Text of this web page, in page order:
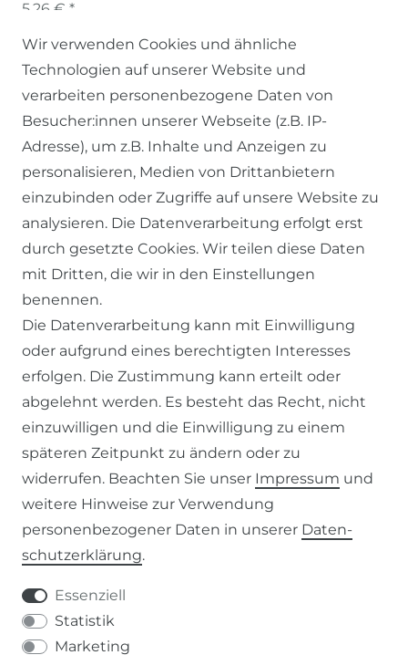
5,26 € *
SERVICE
KONTAKT
ZAHLUNG & VERSAND
WIDERRUFSFORMULAR
RECHTLICHES
WIDERRUFSRECHT
IMPRESSUM
DATENSCHUTZERKLÄRUNG
Wir verwenden Cookies und ähnliche
Technologien auf unserer Website und
verarbeiten personenbezogene Daten von
Besucher:innen unserer Webseite (z.B. IP-
Adresse), um z.B. Inhalte und Anzeigen zu
personalisieren, Medien von Drittanbietern
einzubinden oder Zugriffe auf unsere Website zu
analysieren. Die Datenverarbeitung erfolgt erst
durch gesetzte Cookies. Wir teilen diese Daten
mit Dritten, die wir in den Einstellungen
benennen.
Die Datenverarbeitung kann mit Einwilligung
oder aufgrund eines berechtigten Interesses
erfolgen. Die Zustimmung kann erteilt oder
abgelehnt werden. Es besteht das Recht, nicht
einzuwilligen und die Einwilligung zu einem
späteren Zeitpunkt zu ändern oder zu
widerrufen. Beachten Sie unser Impressum und
weitere Hinweise zur Verwendung
personenbezogener Daten in unserer Daten­
schutz­erklärung.
Essenziell
Statistik
Marketing